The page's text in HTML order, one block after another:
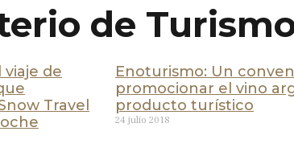
de
viaje de
Travel
Enoturismo: Un
promocionar el vino
producto turístico
24 julio 2018